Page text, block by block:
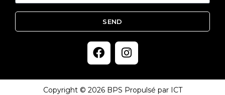
SEND
Copyright © 2026 BPS Propulsé par ICT